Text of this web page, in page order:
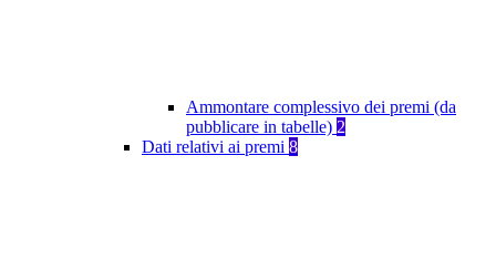
Ammontare complessivo dei premi (da
pubblicare in tabelle) 2
Dati relativi ai premi 8